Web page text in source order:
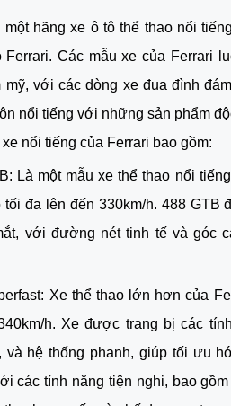
một hãng xe ô tô thể thao nổi
Ferrari. Các mẫu xe của Ferrari
mỹ, với các dòng xe đua đình
nổi tiếng với những sản phẩm
nổi tiếng của Ferrari bao gồm:
Là một mẫu xe thể thao nổi
tối đa lên đến 330km/h. 488
Xe thể thao lớn hơn của
h. Xe được trang bị các
và hệ thống phanh, giúp tối ưu
các tính năng tiện nghi, bao